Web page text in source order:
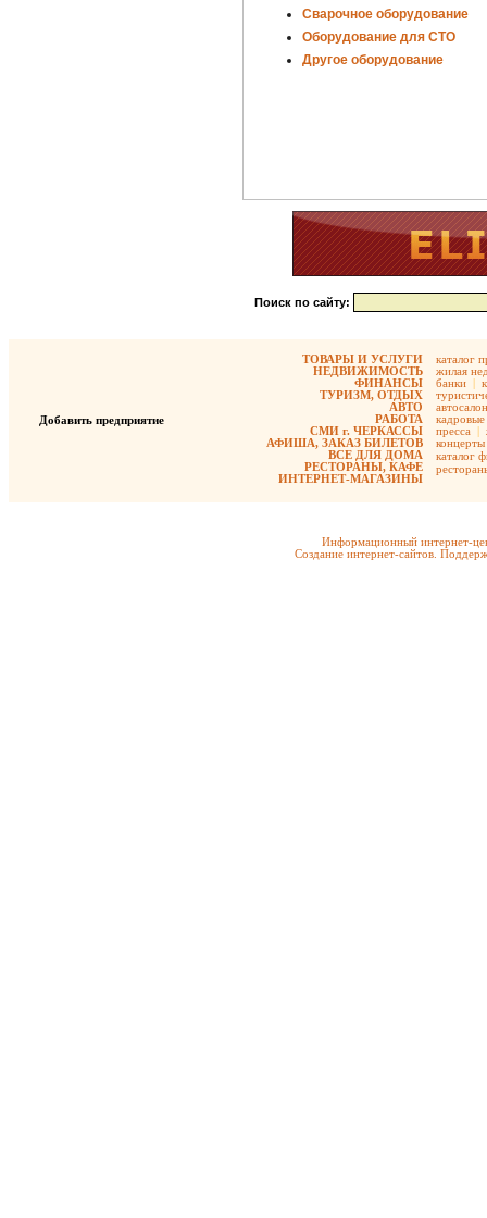
Сварочное оборудование
Оборудование для СТО
Другое оборудование
Поиск по сайту:
Добавить предприятие
ТОВАРЫ И УСЛУГИ
НЕДВИЖИМОСТЬ
ФИНАНСЫ
ТУРИЗМ, ОТДЫХ
АВТО
РАБОТА
СМИ г. ЧЕРКАССЫ
АФИША, ЗАКАЗ БИЛЕТОВ
ВСЕ ДЛЯ ДОМА
РЕСТОРАНЫ, КАФЕ
ИНТЕРНЕТ-МАГАЗИНЫ
каталог
жилая
банки |
кадровые
пресса |
концерты
каталог
Информационный интернет-
Создание интернет-сайтов.